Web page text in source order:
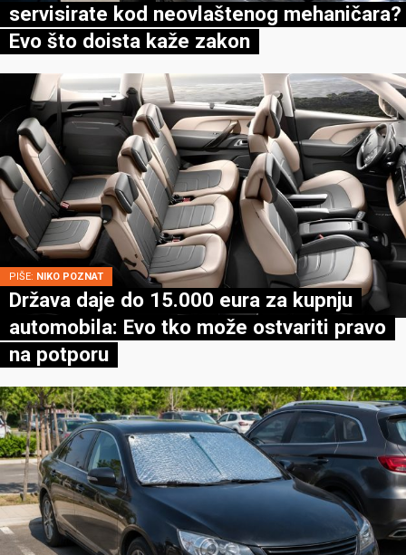
servisirate kod neovlaštenog mehaničara?
Evo što doista kaže zakon
PIŠE: NIKO POZNAT
Država daje do 15.000 eura za kupnju
automobila: Evo tko može ostvariti pravo
na potporu